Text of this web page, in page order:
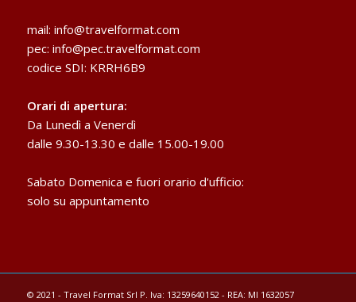
mail: info@travelformat.com
pec: info@pec.travelformat.com
codice SDI: KRRH6B9
Orari di apertura:
Da Lunedì a Venerdì
dalle 9.30-13.30 e dalle 15.00-19.00
Sabato Domenica e fuori orario d'ufficio:
solo su appuntamento
© 2021 - Travel Format Srl P. Iva: 13259640152 - REA: MI 1632057